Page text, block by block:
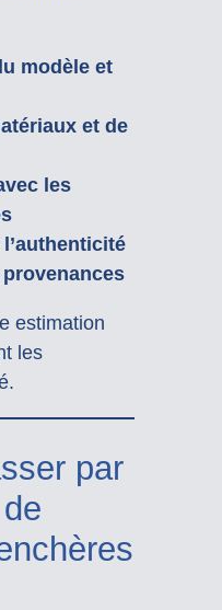
modèle et
et de
les
estimation
les
par